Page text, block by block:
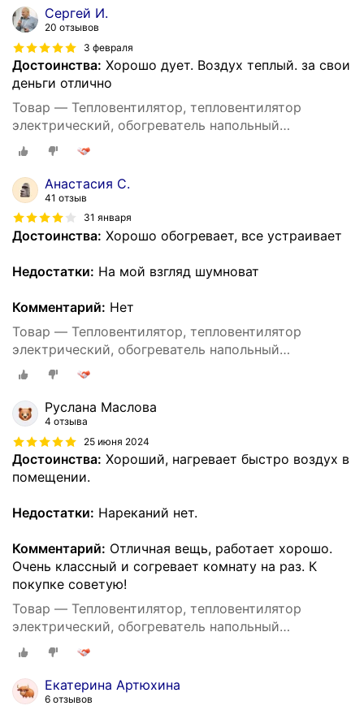
Сергей И.
20 отзывов
3 февраля
Достоинства: Хорошо дует. Воздух теплый. за свои
деньги отлично
Товар — Тепловентилятор, тепловентилятор
электрический, обогреватель напольный
настольный, 2000 Вт, для дома, регулировка
температуры
Анастасия С.
41 отзыв
31 января
Достоинства: Хорошо обогревает, все устраивает
Недостатки: На мой взгляд шумноват
Комментарий: Нет
Товар — Тепловентилятор, тепловентилятор
электрический, обогреватель напольный
настольный, 2000 Вт, для дома, регулировка
температуры
Руслана Маслова
4 отзыва
25 июня 2024
Достоинства: Хороший, нагревает быстро воздух в
помещении.
Недостатки: Нареканий нет.
Комментарий: Отличная вещь, работает хорошо.
Очень классный и согревает комнату на раз. К
покупке советую!
Товар — Тепловентилятор, тепловентилятор
электрический, обогреватель напольный
настольный, 2000 Вт, для дома, регулировка
температуры
Екатерина Артюхина
6 отзывов